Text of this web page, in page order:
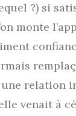
?) si
monte
relation
venait à